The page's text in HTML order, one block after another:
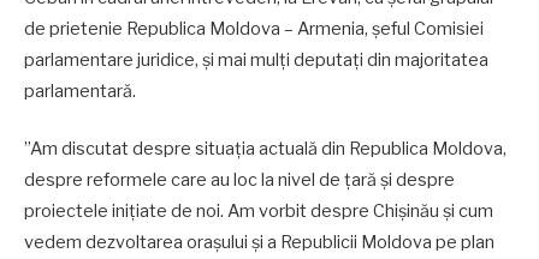
de prietenie Republica Moldova – Armenia, șeful Comisiei
parlamentare juridice, și mai mulți deputați din majoritatea
parlamentară.
”Am discutat despre situația actuală din Republica Moldova,
despre reformele care au loc la nivel de țară și despre
proiectele inițiate de noi. Am vorbit despre Chișinău și cum
vedem dezvoltarea orașului și a Republicii Moldova pe plan